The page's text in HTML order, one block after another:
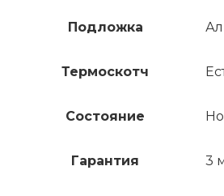
Подложка
Термоскотч
Состояние
Гарантия 3